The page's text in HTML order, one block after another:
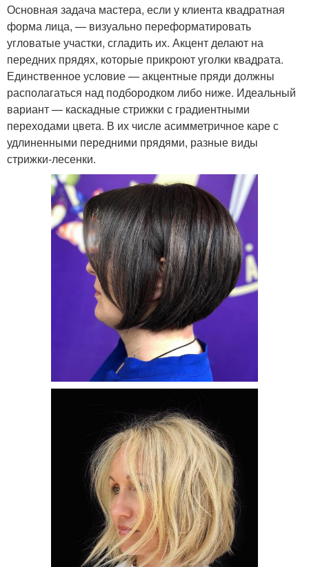
Основная задача мастера, если у клиента квадратная
форма лица, — визуально переформатировать
угловатые участки, сгладить их. Акцент делают на
передних прядях, которые прикроют уголки квадрата.
Единственное условие — акцентные пряди должны
располагаться над подбородком либо ниже. Идеальный
вариант — каскадные стрижки с градиентными
переходами цвета. В их числе асимметричное каре с
удлиненными передними прядями, разные виды
стрижки-лесенки.